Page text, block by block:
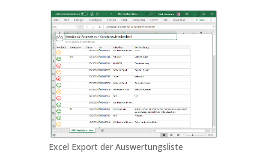
Excel Export der Auswertungsliste